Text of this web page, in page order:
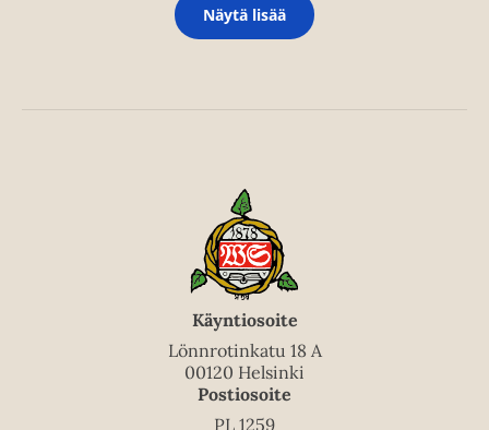
Näytä lisää
Käyntiosoite
Lönnrotinkatu 18 A
00120 Helsinki
Postiosoite
PL 1259